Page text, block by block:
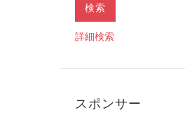
詳細検索
スポンサー